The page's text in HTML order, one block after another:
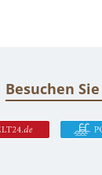
Besuchen